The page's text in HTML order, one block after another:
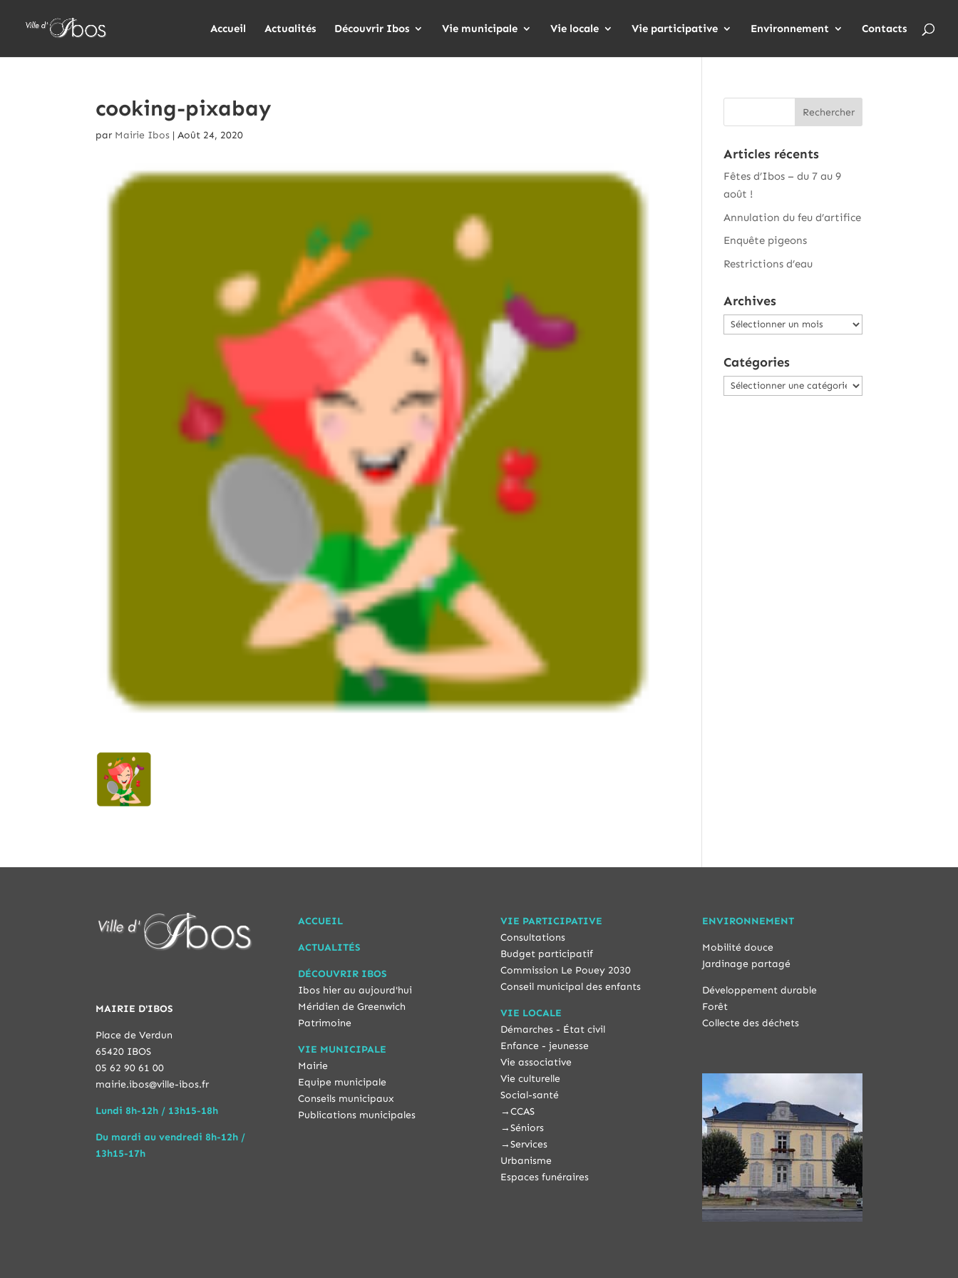
Accueil Actualités Découvrir Ibos Vie municipale Vie locale Vie participative Environnement Contacts
cooking-pixabay
par Mairie Ibos |Août 24, 2020
Articles récents
Fêtes d’Ibos – du 7 au 9
août !
Annulation du feu d’artifice
Enquête pigeons
Restrictions d’eau
Archives
Archives
Catégories
Catégories
MAIRIE D'IBOS
Place de Verdun
65420 IBOS
05 62 90 61 00
mairie.ibos@ville-ibos.fr
Lundi 8h-12h / 13h15-18h
Du mardi au vendredi 8h-12h /
13h15-17h
ACCUEIL
ACTUALITÉS
DÉCOUVRIR IBOS
Ibos hier au aujourd'hui
Méridien de Greenwich
Patrimoine
VIE MUNICIPALE
Mairie
Equipe municipale
Conseils municipaux
Publications municipales
VIE PARTICIPATIVE
Consultations
Budget participatif
Commission Le Pouey 2030
Conseil municipal des enfants
VIE LOCALE
Démarches - État civil
Enfance - jeunesse
Vie associative
Vie culturelle
Social-santé
→CCAS
→Séniors
→Services
Urbanisme
Espaces funéraires
ENVIRONNEMENT
Mobilité douce
Jardinage partagé
Développement durable
Forêt
Collecte des déchets